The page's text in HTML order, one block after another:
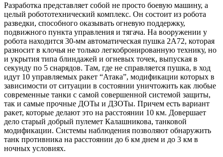
Разработка представляет собой не просто боевую машину, а
целый робототехнический комплекс. Он состоит из робота
разведки, способного оказывать огневую поддержку,
подвижного пункта управления и тягача. На вооружении у
робота находится 30-мм автоматическая пушка 2А72, которая
разносит в клочья не только легкобронированную технику, но
и укрытия типа блиндажей и огневых точек, выпуская в
секунду по 5 снарядов. Там, где не справляется пушка, в ход
идут 10 управляемых ракет “Атака”, модификации которых в
зависимости от ситуации в состоянии уничтожить как любые
современные танки с самой совершенной системой защиты,
так и самые прочные ДОТы и ДЗОТы. Причем есть вариант
ракет, которые делают это на расстоянии 10 км. Довершает
дело старый добрый пулемет Калашникова, танковой
модификации. Системы наблюдения позволяют обнаружить
танк противника на расстоянии до 6 км днем и до 3 км в
ночных условиях.